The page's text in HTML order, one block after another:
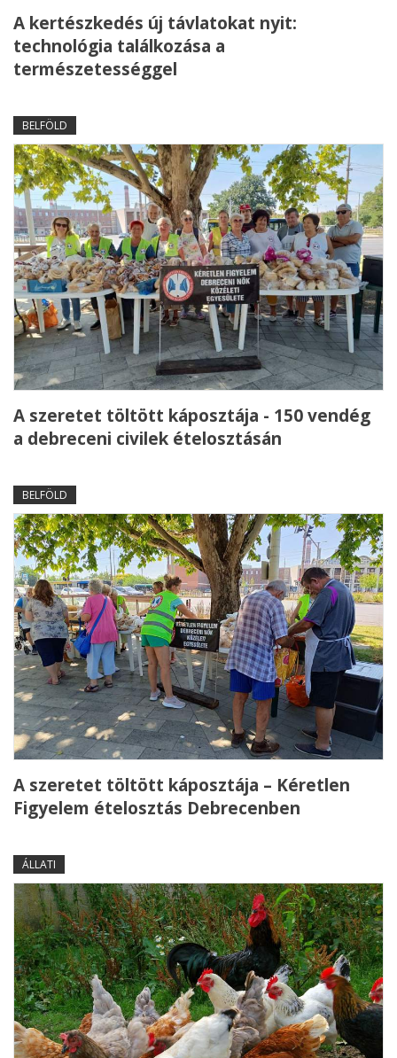
A kertészkedés új távlatokat nyit:
technológia találkozása a
természetességgel
BELFÖLD
A szeretet töltött káposztája - 150 vendég
a debreceni civilek ételosztásán
BELFÖLD
A szeretet töltött káposztája – Kéretlen
Figyelem ételosztás Debrecenben
ÁLLATI